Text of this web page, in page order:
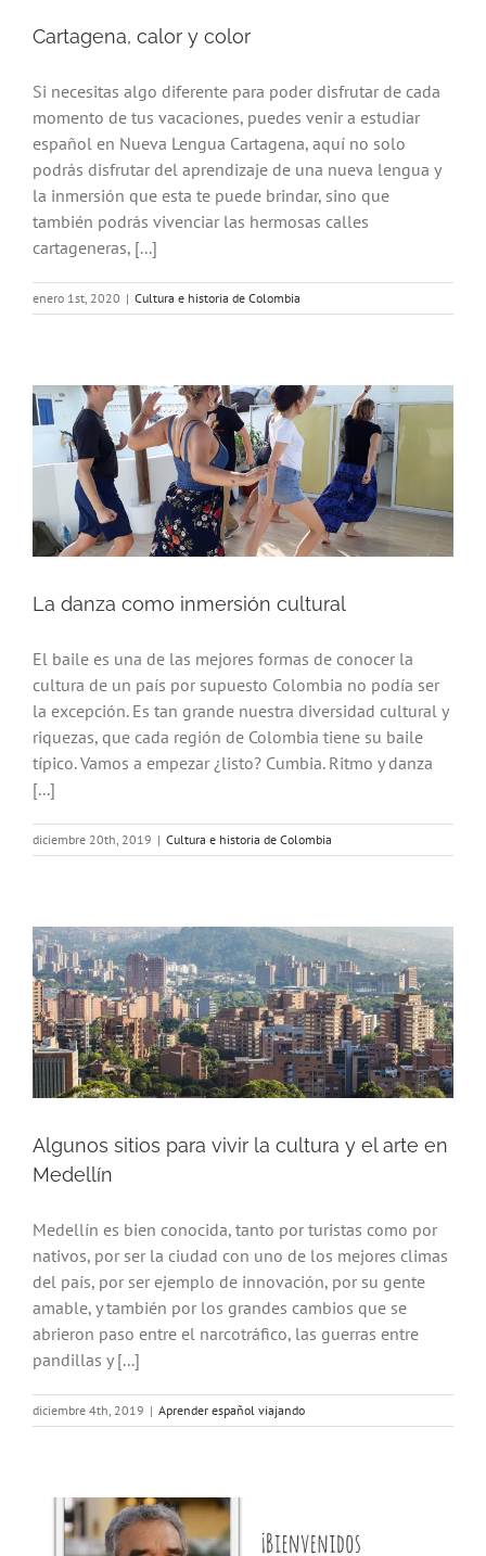
Cartagena, calor y color
Si necesitas algo diferente para poder disfrutar de cada
momento de tus vacaciones, puedes venir a estudiar
español en Nueva Lengua Cartagena, aquí no solo
podrás disfrutar del aprendizaje de una nueva lengua y
la inmersión que esta te puede brindar, sino que
también podrás vivenciar las hermosas calles
cartageneras, [...]
enero 1st, 2020 | Cultura e historia de Colombia
La danza como inmersión cultural
El baile es una de las mejores formas de conocer la
cultura de un país por supuesto Colombia no podía ser
la excepción. Es tan grande nuestra diversidad cultural y
riquezas, que cada región de Colombia tiene su baile
típico. Vamos a empezar ¿listo? Cumbia. Ritmo y danza
[...]
diciembre 20th, 2019 | Cultura e historia de Colombia
Algunos sitios para vivir la cultura y el arte en
Medellín
Medellín es bien conocida, tanto por turistas como por
nativos, por ser la ciudad con uno de los mejores climas
del país, por ser ejemplo de innovación, por su gente
amable, y también por los grandes cambios que se
abrieron paso entre el narcotráfico, las guerras entre
pandillas y [...]
diciembre 4th, 2019 | Aprender español viajando